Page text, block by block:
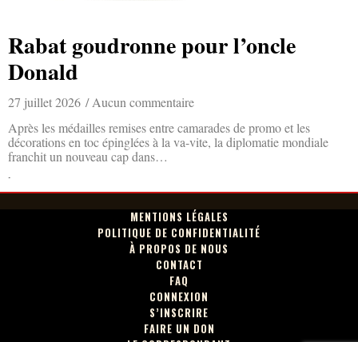
Rabat goudronne pour l’oncle
Donald
27 juillet 2026
Aucun commentaire
Après les médailles remises entre camarades de promo et les
décorations en toc épinglées à la va-vite, la diplomatie mondiale
franchit un nouveau cap dans…
MENTIONS LÉGALES
POLITIQUE DE CONFIDENTIALITÉ
À PROPOS DE NOUS
CONTACT
FAQ
CONNEXION
S’INSCRIRE
FAIRE UN DON